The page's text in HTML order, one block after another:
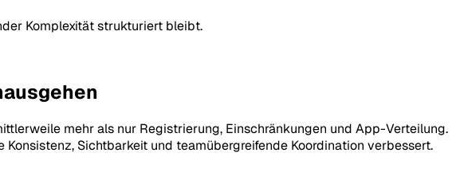
Komplexität strukturiert bleibt.
mehr als nur Registrierung, Einschränkungen und App-Verteilung.
Sichtbarkeit und teamübergreifende Koordination verbessert.